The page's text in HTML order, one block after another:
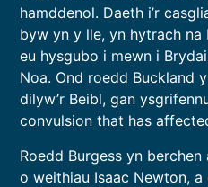
hamddenol. Daeth i’r
byw yn y lle, yn hytrach
eu hysgubo i mewn i
Noa. Ond roedd Buckland
dilyw’r Beibl, gan
convulsion that has
Roedd Burgess yn
o weithiau Isaac Newton,